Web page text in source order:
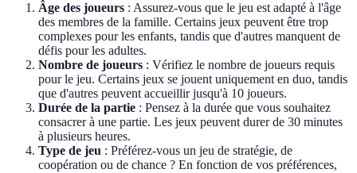
Âge des joueurs : Assurez-vous que le jeu est adapté à l'âge
des membres de la famille. Certains jeux peuvent être trop
complexes pour les enfants, tandis que d'autres manquent de
défis pour les adultes.
Nombre de joueurs : Vérifiez le nombre de joueurs requis
pour le jeu. Certains jeux se jouent uniquement en duo, tandis
que d'autres peuvent accueillir jusqu'à 10 joueurs.
Durée de la partie : Pensez à la durée que vous souhaitez
consacrer à une partie. Les jeux peuvent durer de 30 minutes
à plusieurs heures.
Type de jeu : Préférez-vous un jeu de stratégie, de
coopération ou de chance ? En fonction de vos préférences,